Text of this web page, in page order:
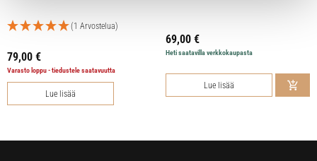
(1 Arvostelua)
79,00 €
Varasto loppu - tiedustele saatavuutta
Lue lisää
69,00 €
Heti saatavilla verkkokaupasta
Lue lisää